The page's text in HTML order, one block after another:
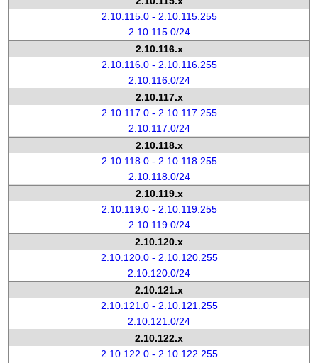
2.10.115.0 - 2.10.115.255
2.10.115.0/24
2.10.116.x
2.10.116.0 - 2.10.116.255
2.10.116.0/24
2.10.117.x
2.10.117.0 - 2.10.117.255
2.10.117.0/24
2.10.118.x
2.10.118.0 - 2.10.118.255
2.10.118.0/24
2.10.119.x
2.10.119.0 - 2.10.119.255
2.10.119.0/24
2.10.120.x
2.10.120.0 - 2.10.120.255
2.10.120.0/24
2.10.121.x
2.10.121.0 - 2.10.121.255
2.10.121.0/24
2.10.122.x
2.10.122.0 - 2.10.122.255